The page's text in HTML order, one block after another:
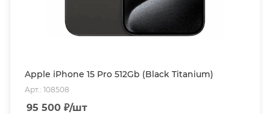
Apple iPhone 15 Pro 512Gb (Black Titanium)
Арт.: 108508
95 500 ₽/шт